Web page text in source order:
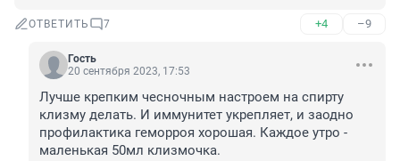
ОТВЕТИТЬ 7 +4 –9
Гость
20 сентября 2023, 17:53
Лучше крепким чесночным настроем на спирту
клизму делать. И иммунитет укрепляет, и заодно
профилактика геморроя хорошая. Каждое утро -
маленькая 50мл клизмочка.